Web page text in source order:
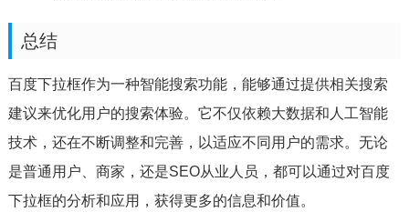
总结
百度下拉框作为一种智能搜索功能，能够通过提供相关搜索
建议来优化用户的搜索体验。它不仅依赖大数据和人工智能
技术，还在不断调整和完善，以适应不同用户的需求。无论
是普通用户、商家，还是SEO从业人员，都可以通过对百度
下拉框的分析和应用，获得更多的信息和价值。